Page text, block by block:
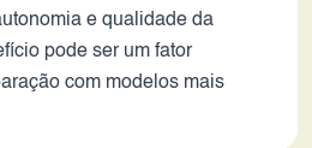
e qualidade da
pode ser um fator
com modelos mais